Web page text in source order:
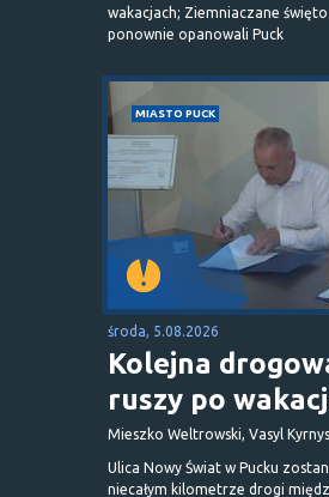
wakacjach; Ziemniaczane
ponownie opanowali Puck
MIASTO PUCK
środa, 5.08.2026
Kolejna
ruszy po
Mieszko Weltrowski, Vasyl Kyrnys
Ulica Nowy Świat w Pucku
niecałym kilometrze drogi